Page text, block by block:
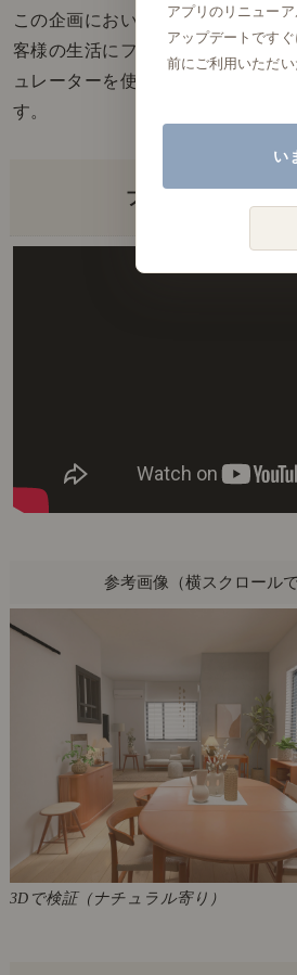
この企画においても、どのように
客様の生活にフィットするように
ュレーターを使って、検証を重ね
す。
プロアフター企画
参考画像
3Dで検証（ナチュラル寄り）
アプリのリニュー
アップデートです
前にご利用いただ
い